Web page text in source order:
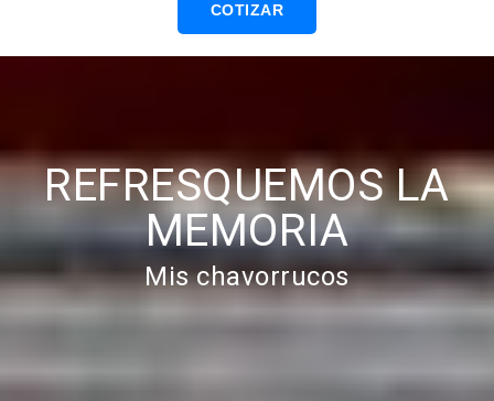
COTIZAR
REFRESQUEMOS LA
MEMORIA
Mis chavorrucos